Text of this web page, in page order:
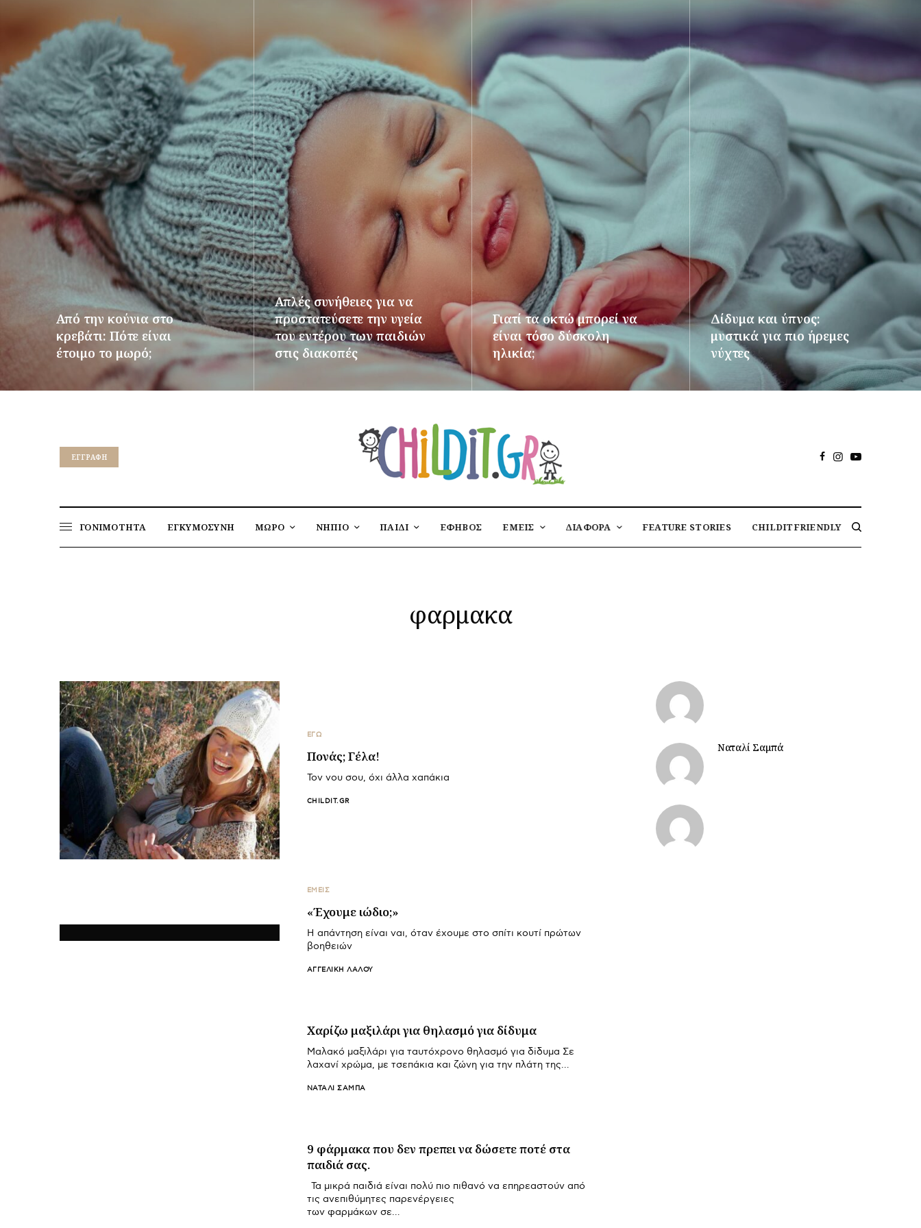
Από την κούνια στο
κρεβάτι: Πότε είναι
έτοιμο το μωρό;
Απλές συνήθειες για να
προστατεύσετε την υγεία
του εντέρου των παιδιών
στις διακοπές
Γιατί τα οκτώ μπορεί να
είναι τόσο δύσκολη
ηλικία;
ΠΕΡΙΣΣΌΤΕΡΑ
Δίδυμα και ύπνος:
μυστικά για πιο ήρεμες
νύχτες
ΠΕΡΙΣΣΌΤΕΡΑ
EΓΓΡΑΦΉ
ΓΟΝΙΜΟΤΗΤΑ ΕΓΚΥΜΟΣΥΝΗ ΜΩΡΟ ΝΗΠΙΟ ΠΑΙΔΙ ΕΦΗΒΟΣ ΕΜΕΙΣ ΔΙΑΦΟΡΑ FEATURE STORIES CHILDITFRIENDLY
φαρμακα
ΕΓΩ
Πονάς; Γέλα!
Τον νου σου, όχι άλλα χαπάκια
CHILDIT.GR
ΕΜΕΙΣ
«Έχουμε ιώδιο;»
Η απάντηση είναι ναι, όταν έχουμε στο σπίτι κουτί πρώτων
βοηθειών
ΑΓΓΕΛΙΚΉ ΛΆΛΟΥ
Χαρίζω μαξιλάρι για θηλασμό για δίδυμα
Μαλακό μαξιλάρι για ταυτόχρονο θηλασμό για δiδυμα Σε
λαχανί χρώμα, με τσεπάκια και ζώνη για την πλάτη της…
ΝΑΤΑΛΊ ΣΑΜΠΆ
9 φάρμακα που δεν πρεπει να δώσετε ποτέ στα
παιδιά σας.
Τα μικρά παιδιά είναι πολύ πιο πιθανό να επηρεαστούν από
τις ανεπιθύμητες παρενέργειες
των φαρμάκων σε…
Ναταλί Σαμπά